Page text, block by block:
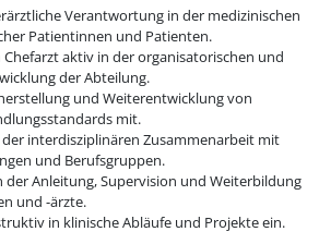
Verantwortung in der medizinischen
Patientinnen und Patienten.
aktiv in der organisatorischen und
der Abteilung.
und Weiterentwicklung von
mit.
der interdisziplinären Zusammenarbeit mit
und Berufsgruppen.
der Anleitung, Supervision und Weiterbildung
und -ärzte.
in klinische Abläufe und Projekte ein.